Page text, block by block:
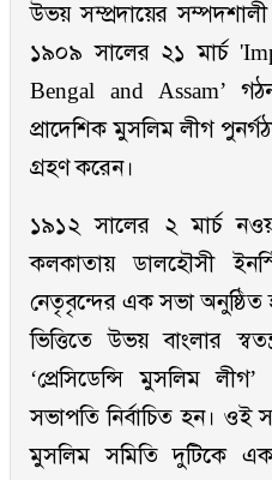
উভয় সম্প্রদায়ের
১৯০৯ সালের ২১ মার্চ
Bengal and Assam’
প্রাদেশিক মুসলিম লীগ
গ্রহণ করেন।
১৯১২ সালের ২ মার্চ
কলকাতায় ডালহৌসী
নেতৃবৃন্দের এক সভা অনুষ্ঠিত
ভিত্তিতে উভয় বাংলার
‘প্রেসিডেন্সি মুসলিম
সভাপতি নির্বাচিত হন।
মুসলিম সমিতি দুটিকে